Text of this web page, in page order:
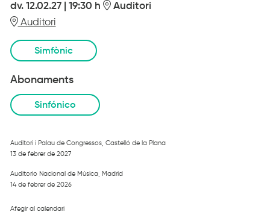
dv. 12.02.27| 19:30 h
Auditori
Auditori
Simfònic
Abonaments
Sinfónico
Auditori i Palau de Congressos, Castelló de la Plana
13 de febrer de 2027
Auditorio Nacional de Música, Madrid
14 de febrer de 2026
Afegir al calendari